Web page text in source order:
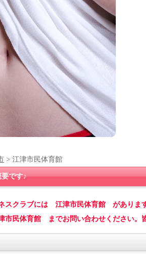
> 江津市民体育館
です♪
スクラブには 江津市民体育館 がありま
民体育館 までお問い合わせください。